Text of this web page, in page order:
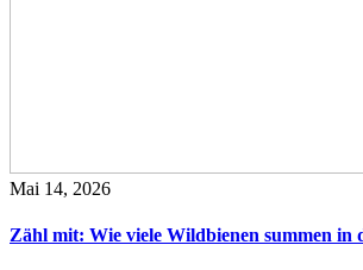
Mai 14, 2026
Zähl mit: Wie viele Wildbienen summen in